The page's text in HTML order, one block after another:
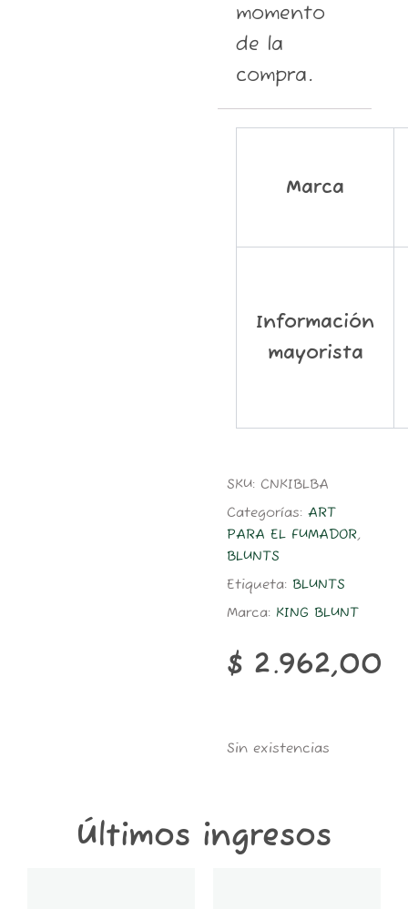
momento
de la
compra.
Marca
Información
mayorista
SKU:CNKIBLBA
Categorías:ART
PARA EL FUMADOR,
BLUNTS
Etiqueta:BLUNTS
Marca: KING BLUNT
$ 2.962,00
Sin existencias
Últimos ingresos